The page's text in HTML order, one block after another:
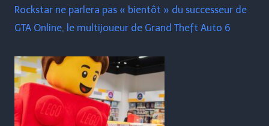
Rockstar ne parlera pas « bientôt » du successeur de
GTA Online, le multijoueur de Grand Theft Auto 6